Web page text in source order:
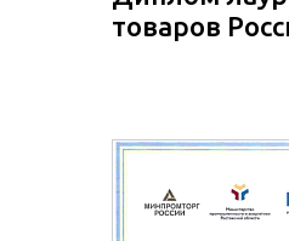
товаров